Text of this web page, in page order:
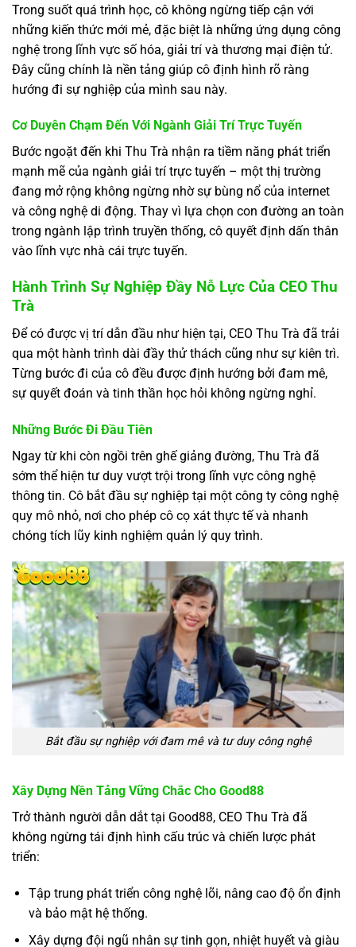
Trong suốt quá trình học, cô không ngừng tiếp cận với
những kiến thức mới mẻ, đặc biệt là những ứng dụng công
nghệ trong lĩnh vực số hóa, giải trí và thương mại điện tử.
Đây cũng chính là nền tảng giúp cô định hình rõ ràng
hướng đi sự nghiệp của mình sau này.
Cơ Duyên Chạm Đến Với Ngành Giải Trí Trực Tuyến
Bước ngoặt đến khi Thu Trà nhận ra tiềm năng phát triển
mạnh mẽ của ngành giải trí trực tuyến – một thị trường
đang mở rộng không ngừng nhờ sự bùng nổ của internet
và công nghệ di động. Thay vì lựa chọn con đường an toàn
trong ngành lập trình truyền thống, cô quyết định dấn thân
vào lĩnh vực nhà cái trực tuyến.
Hành Trình Sự Nghiệp Đầy Nỗ Lực Của CEO Thu
Trà
Để có được vị trí dẫn đầu như hiện tại, CEO Thu Trà đã trải
qua một hành trình dài đầy thử thách cũng như sự kiên trì.
Từng bước đi của cô đều được định hướng bởi đam mê,
sự quyết đoán và tinh thần học hỏi không ngừng nghỉ.
Những Bước Đi Đầu Tiên
Ngay từ khi còn ngồi trên ghế giảng đường, Thu Trà đã
sớm thể hiện tư duy vượt trội trong lĩnh vực công nghệ
thông tin. Cô bắt đầu sự nghiệp tại một công ty công nghệ
quy mô nhỏ, nơi cho phép cô cọ xát thực tế và nhanh
chóng tích lũy kinh nghiệm quản lý quy trình.
Bắt đầu sự nghiệp với đam mê và tư duy công nghệ
Xây Dựng Nền Tảng Vững Chắc Cho Good88
Trở thành người dẫn dắt tại Good88, CEO Thu Trà đã
không ngừng tái định hình cấu trúc và chiến lược phát
triển:
Tập trung phát triển công nghệ lõi, nâng cao độ ổn định
và bảo mật hệ thống.
Xây dựng đội ngũ nhân sự tinh gọn, nhiệt huyết và giàu